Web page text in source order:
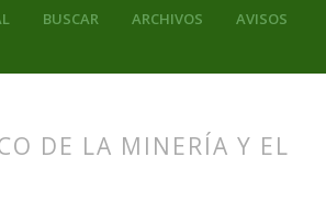
BUSCAR ARCHIVOS AVISOS
DE LA MINERÍA Y EL